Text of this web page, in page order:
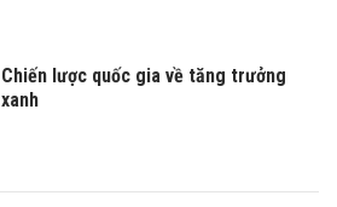
Chiến lược quốc gia về tăng trưởng
xanh